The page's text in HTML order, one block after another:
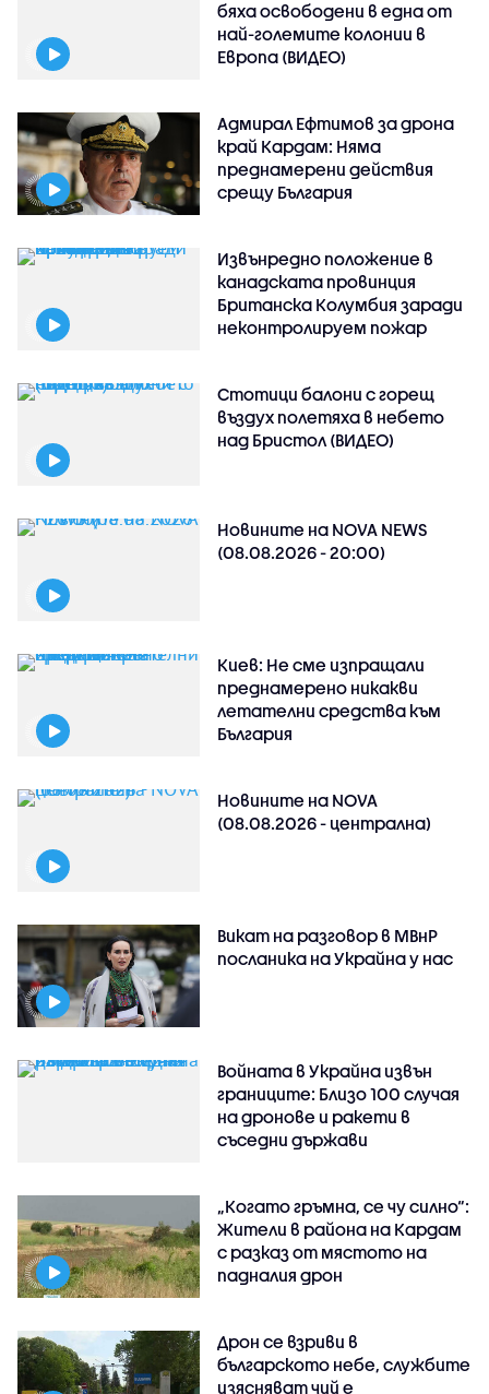
бяха освободени в една от
най-големите колонии в
Европа (ВИДЕО)
Адмирал Ефтимов за дрона
край Кардам: Няма
преднамерени действия
срещу България
Извънредно положение в
канадската провинция
Британска Колумбия заради
неконтролируем пожар
Стотици балони с горещ
въздух полетяха в небето
над Бристол (ВИДЕО)
Новините на NOVA NEWS
(08.08.2026 - 20:00)
Киев: Не сме изпращали
преднамерено никакви
летателни средства към
България
Новините на NOVA
(08.08.2026 - централна)
Викат на разговор в МВнР
посланика на Украйна у нас
Войната в Украйна извън
границите: Близо 100 случая
на дронове и ракети в
съседни държави
„Когато гръмна, се чу силно“:
Жители в района на Кардам
с разказ от мястото на
падналия дрон
Дрон се взриви в
българското небе, службите
изясняват чий е